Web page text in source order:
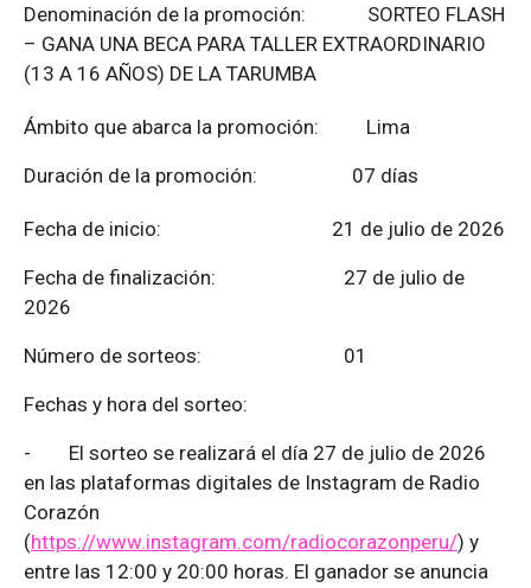
Denominación de la promoción: SORTEO FLASH
– GANA UNA BECA PARA TALLER EXTRAORDINARIO
(13 A 16 AÑOS) DE LA TARUMBA
Ámbito que abarca la promoción: Lima
Duración de la promoción: 07 días
Fecha de inicio: 21 de julio de 2026
Fecha de finalización:
27 de julio de
2026
Número de sorteos: 01
Fechas y hora del sorteo:
- El sorteo se realizará el día 27 de julio de 2026
en las plataformas digitales de Instagram de Radio
Corazón
(https://www.instagram.com/radiocorazonperu/) y
entre las 12:00 y 20:00 horas. El ganador se anuncia